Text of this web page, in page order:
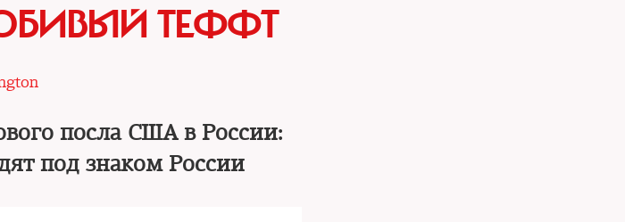
ТЕФФТ
посла США в России:
под знаком России